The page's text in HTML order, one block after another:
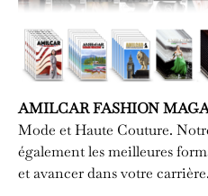
AMILCAR FASHION
Mode et Haute Couture.
également les meilleures
et avancer dans votre carrière.